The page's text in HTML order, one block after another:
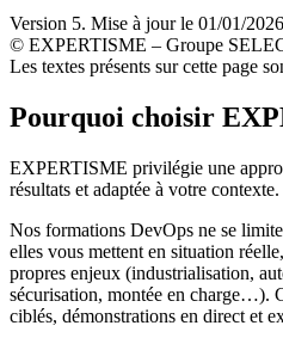
Version 5. Mise à jour le 01/01/2026
© EXPERTISME – Groupe
Les textes présents sur cette page
Pourquoi choisir
EXPERTISME privilégie une
résultats et adaptée à votre contexte.
Nos formations DevOps ne se
elles vous mettent en situation
propres enjeux (industrialisation,
sécurisation, montée en charge…).
ciblés, démonstrations en direct et